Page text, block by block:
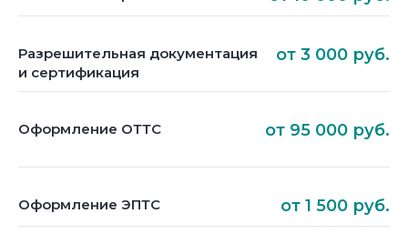
Разрешительная документация
и сертификация
от 3 000 руб.
Оформление ОТТС от 95 000 руб.
Оформление ЭПТС от 1 500 руб.